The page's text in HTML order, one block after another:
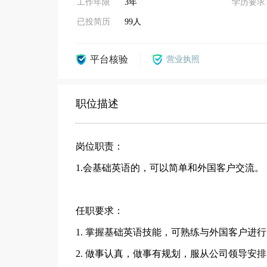
工作年限 3年
已投简历 99人
学历要求
平台核验 营业执照
职位描述
岗位职责：
1.会基础英语的，可以简单和外国客户交流。
任职要求：
1. 掌握基础英语技能，可熟练与外国客户进行
2. 做事认真，做事有规划，服从公司领导安排